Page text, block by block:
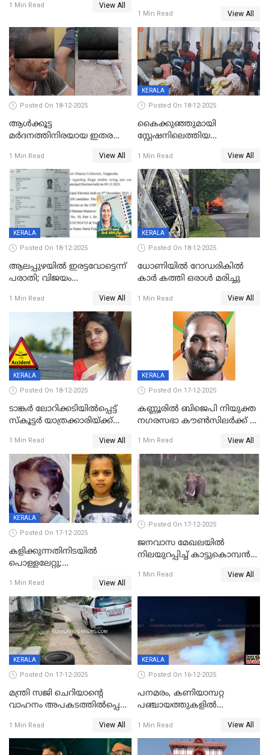
1 Min Read View All
1 Min Read View All
Posted On 18-12-2025
ആൾക്കൂട്ട
മർദനത്തിനിരയായ ഇതര
നടുക്കുന്ന സംഭവം
വാളയാറിൽ
1 Min Read View All
KERALA
Posted On 18-12-2025
കൈക്കുഞ്ഞുമായി
സ്റ്റേഷനിലെത്തിയ
കരണത്തടിച്ചു; CC ടിവി
ദൃശ്യങ്ങൾ പുറത്ത്
1 Min Read View All
KERALA
Posted On 18-12-2025
ആലപ്പുഴയിൽ ഇരട്ടവോട്ടെന്ന്
പരാതി; വിജയം
വാർഡിലെ എൽഡിഎഫ്
സ്ഥാനാർത്ഥി
1 Min Read View All
KERALA
Posted On 18-12-2025
ധോണിയിൽ റോഡരികിൽ
കാർ കത്തി ഒരാൾ മരിച്ചു
1 Min Read View All
KERALA
Posted On 18-12-2025
ടാങ്കർ ലോറിക്കടിയിൽപ്പെട്ട്
സ്കൂട്ടർ യാത്രക്കാരിയ്ക്ക്
കണ്ടോത്ത് ദേശീയ പാതയിൽ
1 Min Read View All
KERALA
Posted On 17-12-2025
കണ്ണൂരിൽ ബിജെപി നിയുക്ത
നഗരസഭാ കൗൺസിലർക്ക് 36
1 Min Read View All
KERALA
Posted On 17-12-2025
കളിക്കുന്നതിനിടയിൽ
പൊള്ളലേറ്റു;
ക്ലാസ് വിദ്യാർത്ഥിനി മരിച്ചു
1 Min Read View All
Posted On 17-12-2025
ജനവാസ മേഖലയില്‍
നിലയുറപ്പിച്ച് കാട്ടുകൊമ്പന്‍
1 Min Read View All
KERALA
Posted On 17-12-2025
മന്ത്രി സജി ചെറിയാന്റെ
വാഹനം അപകടത്തിൽപ്പെട്ടു;
രക്ഷപ്പെട്ടത് തലനാരിടയ്ക്ക്
1 Min Read View All
KERALA
Posted On 16-12-2025
പനമരം, കണിയാമ്പറ്റ
പഞ്ചായത്തുകളിൽ
സ്ഥാപനങ്ങൾക്ക് അവധി
1 Min Read View All